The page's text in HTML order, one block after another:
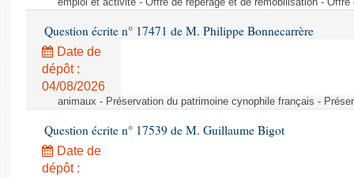
emploi et activité - Offre de repérage et de remobilisation -
Question écrite n° 17471 de M. Philippe Bonnecarrère
Date de
dépôt :
04/08/2026
animaux - Préservation du patrimoine cynophile français -
Question écrite n° 17539 de M. Guillaume Bigot
Date de
dépôt :